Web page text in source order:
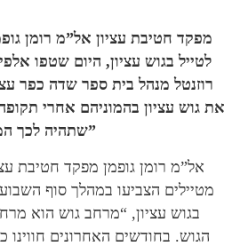
מפקד חטיבת עציון אל”מ רומן
לטייל בגוש עציון, היום שטפו
רוזנטל מנהל בית ספר שדה כפר
את גוש עציון בהמוניהם אחרי
שתהיה לכך המשכיות גם לאחר הפסח”
אל”מ רומן גופמן מפקד חטיבת
מטיילים הצביעו במהלך סוף השבוע
בגוש עציון, “מרחב גוש הוא
הגוש. בחודשים האחרונים